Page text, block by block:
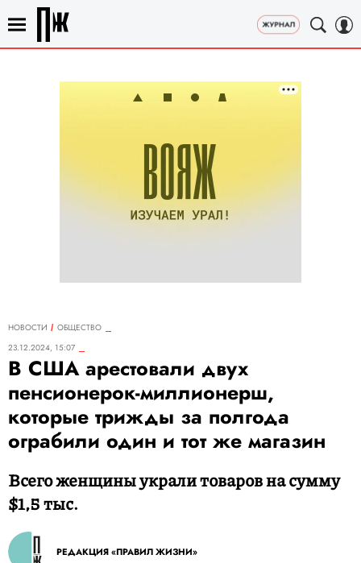
НОВОСТИ
ОБЩЕСТВО
23.12.2024, 15:07
В США арестовали двух
пенсионерок-миллионерш,
которые трижды за полгода
ограбили один и тот же магазин
Всего женщины украли товаров на сумму
$1,5 тыс.
РЕДАКЦИЯ «ПРАВИЛ ЖИЗНИ»